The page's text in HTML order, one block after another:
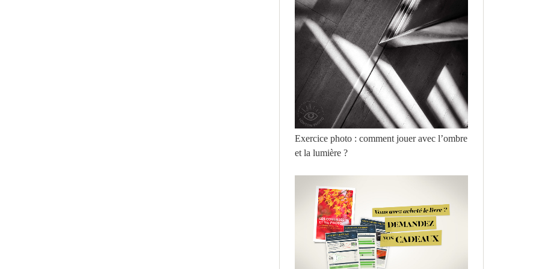
Exercice photo : comment jouer avec l’ombre
et la lumière ?